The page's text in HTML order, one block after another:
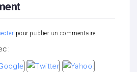
pour publier un commentaire.